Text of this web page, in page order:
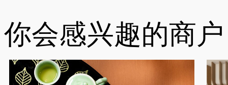
你会感兴趣的商户